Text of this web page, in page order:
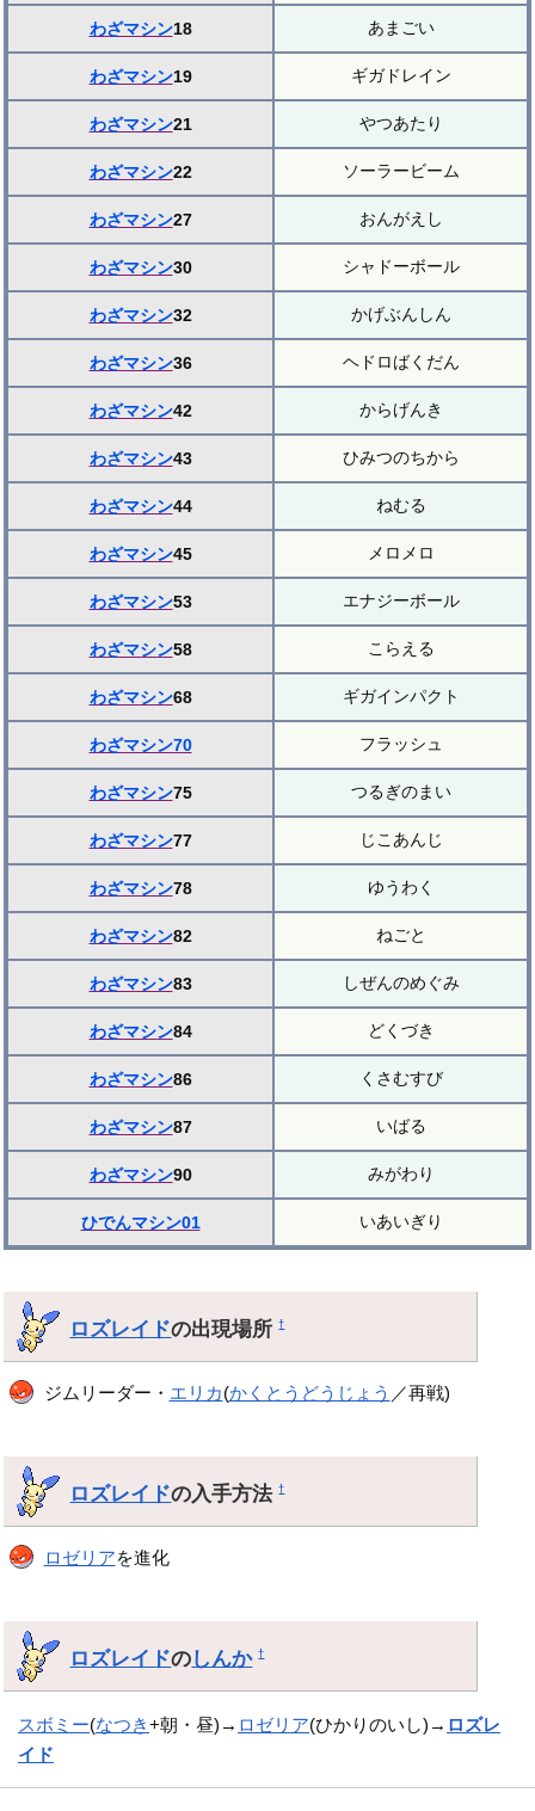
わざマシン18 あまごい
わざマシン19 ギガドレイン
わざマシン21 やつあたり
わざマシン22 ソーラービーム
わざマシン27 おんがえし
わざマシン30 シャドーボール
わざマシン32 かげぶんしん
わざマシン36 ヘドロばくだん
わざマシン42 からげんき
わざマシン43 ひみつのちから
わざマシン44 ねむる
わざマシン45 メロメロ
わざマシン53 エナジーボール
わざマシン58 こらえる
わざマシン68 ギガインパクト
わざマシン70 フラッシュ
わざマシン75 つるぎのまい
わざマシン77 じこあんじ
わざマシン78 ゆうわく
わざマシン82 ねごと
わざマシン83 しぜんのめぐみ
わざマシン84 どくづき
わざマシン86 くさむすび
わざマシン87 いばる
わざマシン90 みがわり
ひでんマシン01 いあいぎり
ロズレイドの出現場所†
ジムリーダー・ エリカ(かくとうどうじょう ／再戦)
ロズレイドの入手方法†
ロゼリアを進化
ロズレイドのしんか †
スボミー(なつき+朝・昼)→ ロゼリア(ひかりのいし)→ ロズレ
イド